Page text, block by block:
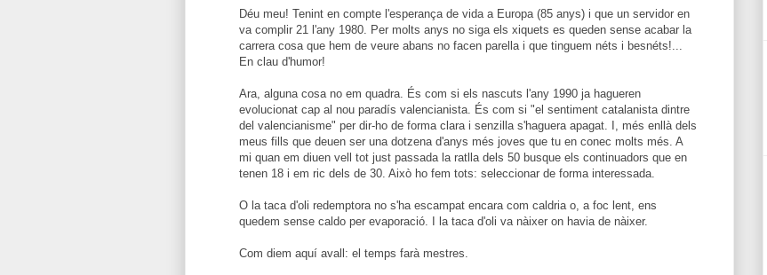
Déu meu! Tenint en compte l'esperança de vida a Europa (85 anys) i que un servidor en
va complir 21 l'any 1980. Per molts anys no siga els xiquets es queden sense acabar la
carrera cosa que hem de veure abans no facen parella i que tinguem néts i besnéts!...
En clau d'humor!
Ara, alguna cosa no em quadra. És com si els nascuts l'any 1990 ja hagueren
evolucionat cap al nou paradís valencianista. És com si "el sentiment catalanista dintre
del valencianisme" per dir-ho de forma clara i senzilla s'haguera apagat. I, més enllà dels
meus fills que deuen ser una dotzena d'anys més joves que tu en conec molts més. A
mi quan em diuen vell tot just passada la ratlla dels 50 busque els continuadors que en
tenen 18 i em ric dels de 30. Això ho fem tots: seleccionar de forma interessada.
O la taca d'oli redemptora no s'ha escampat encara com caldria o, a foc lent, ens
quedem sense caldo per evaporació. I la taca d'oli va nàixer on havia de nàixer.
Com diem aquí avall: el temps farà mestres.